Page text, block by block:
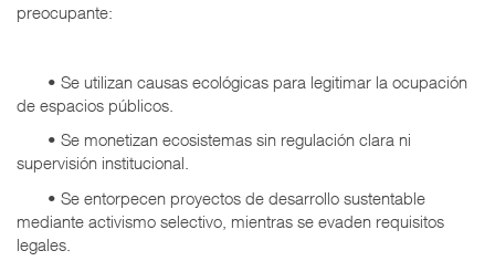
preocupante:
• Se utilizan causas ecológicas para legitimar la ocupación
de espacios públicos.
• Se monetizan ecosistemas sin regulación clara ni
supervisión institucional.
• Se entorpecen proyectos de desarrollo sustentable
mediante activismo selectivo, mientras se evaden requisitos
legales.